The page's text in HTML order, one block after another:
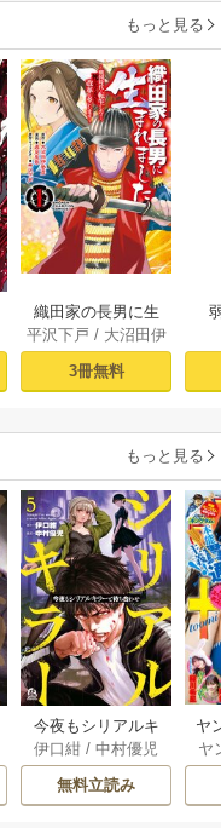
もっと見る
織田家の長男に生
まれました～戦国
時代に転生したけ
ど、死にたくない
ます～ 1
平沢下戸 / 大沼田伊
/逸見兎歌
3冊無料
もっと見る
今夜もシリアルキ
ラーと待ち合わせ 5
巻
伊口紺 /中村優児
無料立読み
ヤ
ヤ